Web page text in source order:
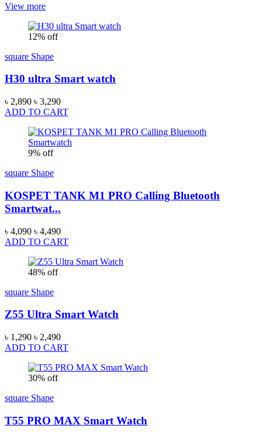
View more
12% off
square Shape
H30 ultra Smart watch
৳ 2,890 ৳ 3,290
ADD TO CART
9% off
square Shape
KOSPET TANK M1 PRO Calling Bluetooth
Smartwat...
৳ 4,090 ৳ 4,490
ADD TO CART
48% off
square Shape
Z55 Ultra Smart Watch
৳ 1,290 ৳ 2,490
ADD TO CART
30% off
square Shape
T55 PRO MAX Smart Watch